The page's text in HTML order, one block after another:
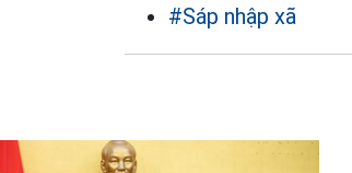
#Sáp nhập xã